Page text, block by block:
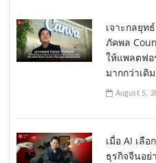
เจาะกลยุท
ภัคพล
ให้แพลตฟอ
มากกว่าเดิม
August 5,
เมื่อ AI เลื
ธุรกิจจีนอย่